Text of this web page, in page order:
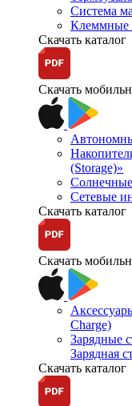
Система
Клеммные
Скачать каталог
Скачать
(Storage)»
Сетевые
Скачать каталог
Скачать
Charge)
Зарядные
Зарядная
Скачать каталог